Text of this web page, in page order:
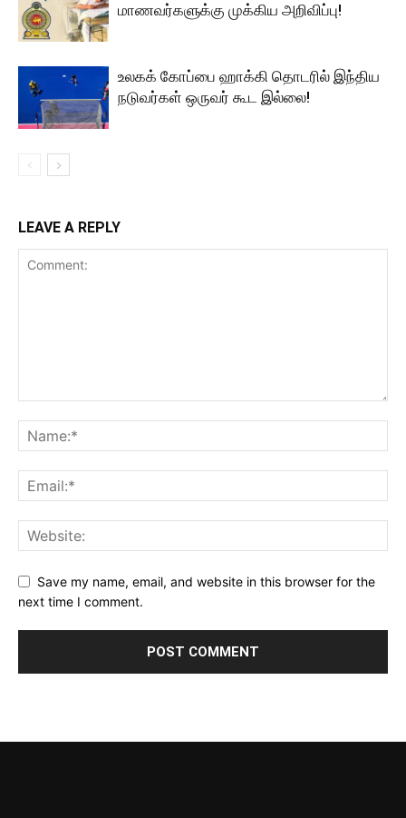
மாணவர்களுக்கு முக்கிய அறிவிப்பு!
உலகக் கோப்பை ஹாக்கி தொடரில் இந்திய
நடுவர்கள் ஒருவர் கூட இல்லை!
LEAVE A REPLY
Save my name, email, and website in this browser for the
next time I comment.